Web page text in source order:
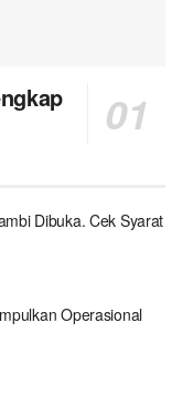
Dibuka. Cek Syarat
Operasional